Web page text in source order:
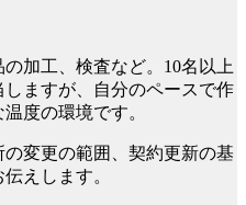
加工、検査など。10名以上
ますが、自分のペースで作
度の環境です。
変更の範囲、契約更新の基
えします。